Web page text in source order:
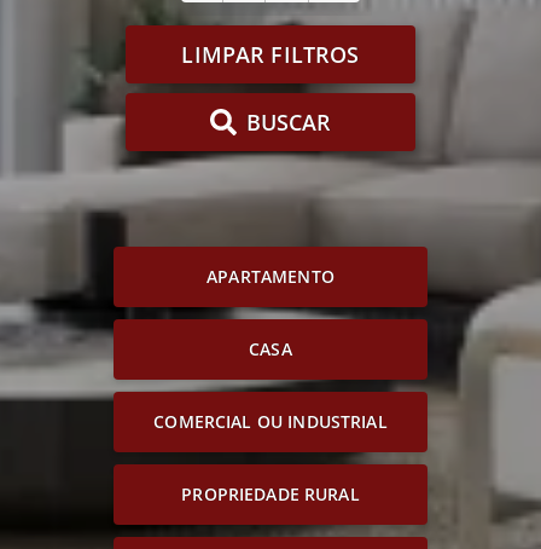
LIMPAR FILTROS
BUSCAR
APARTAMENTO
CASA
COMERCIAL OU INDUSTRIAL
PROPRIEDADE RURAL